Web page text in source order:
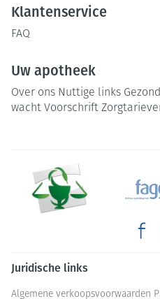
Klantenservice
FAQ
Uw apotheek
Over ons Nuttige links
wacht Voorschrift
Juridische links
Algemene verkoopsvoorwaarden